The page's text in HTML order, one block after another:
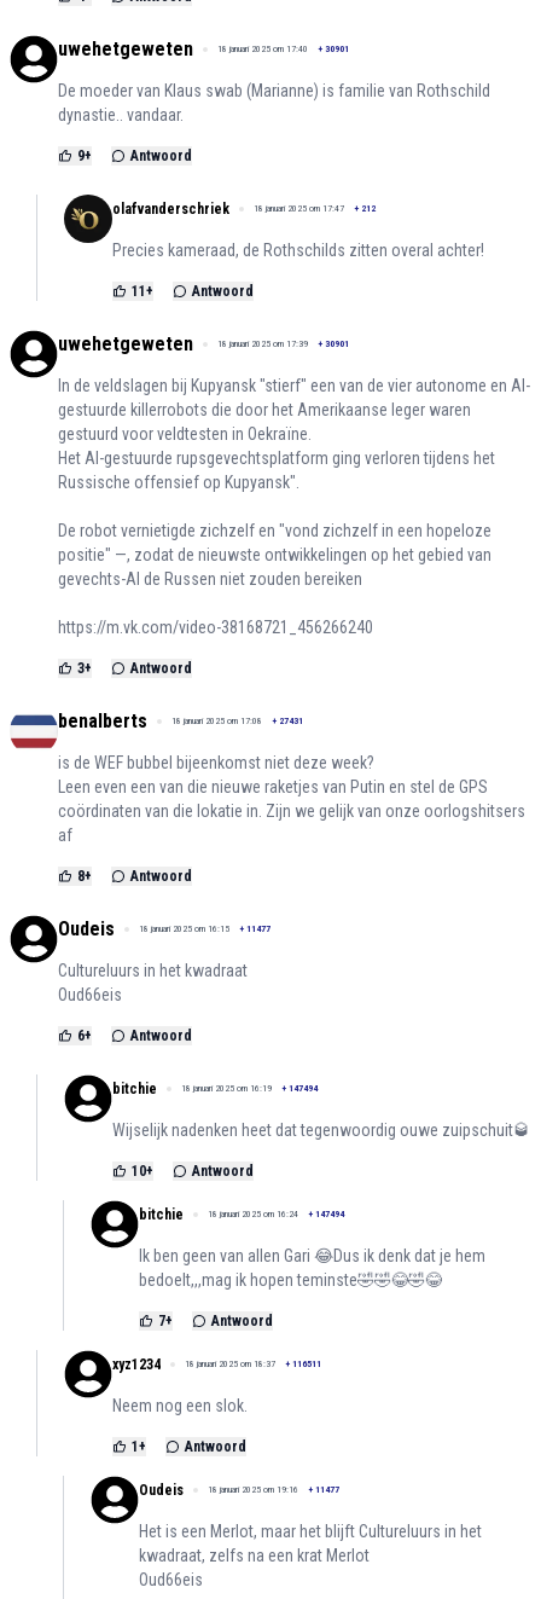
uwehetgeweten 18 januari 2025 om 17:40 + 30901
De moeder van Klaus swab (Marianne) is familie van Rothschild
dynastie.. vandaar.
9+ Antwoord
olafvanderschriek 18 januari 2025 om 17:47 + 212
Precies kameraad, de Rothschilds zitten overal achter!
11+ Antwoord
uwehetgeweten 18 januari 2025 om 17:39 + 30901
In de veldslagen bij Kupyansk "stierf" een van de vier autonome en AI-
gestuurde killerrobots die door het Amerikaanse leger waren
gestuurd voor veldtesten in Oekraïne.
Het AI-gestuurde rupsgevechtsplatform ging verloren tijdens het
Russische offensief op Kupyansk".
De robot vernietigde zichzelf en "vond zichzelf in een hopeloze
positie" —, zodat de nieuwste ontwikkelingen op het gebied van
gevechts-AI de Russen niet zouden bereiken
https://m.vk.com/video-38168721_456266240
3+ Antwoord
benalberts 18 januari 2025 om 17:08 + 27431
is de WEF bubbel bijeenkomst niet deze week?
Leen even een van die nieuwe raketjes van Putin en stel de GPS
coördinaten van die lokatie in. Zijn we gelijk van onze oorlogshitsers
af
8+ Antwoord
Oudeis 18 januari 2025 om 16:15 + 11477
Cultureluurs in het kwadraat
Oud66eis
6+ Antwoord
bitchie 18 januari 2025 om 16:19 + 147494
Wijselijk nadenken heet dat tegenwoordig ouwe zuipschuit🥃
10+ Antwoord
bitchie 18 januari 2025 om 16:24 + 147494
Ik ben geen van allen Gari 😂Dus ik denk dat je hem
bedoelt,,,mag ik hopen teminste🤣🤣😂🤣😂
7+ Antwoord
xyz1234 18 januari 2025 om 18:37 + 116511
Neem nog een slok.
1+ Antwoord
Oudeis 18 januari 2025 om 19:16 + 11477
Het is een Merlot, maar het blijft Cultureluurs in het
kwadraat, zelfs na een krat Merlot
Oud66eis